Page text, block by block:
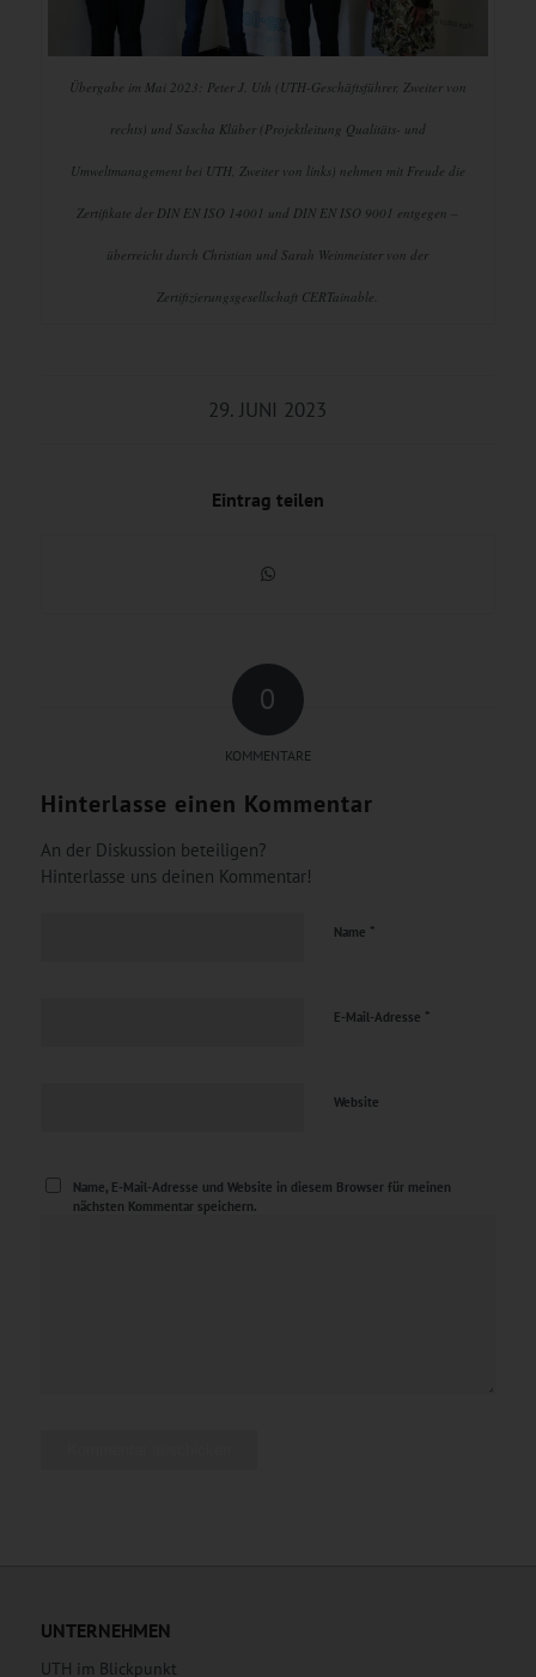
Übergabe im Mai 2023: Peter J. Uth (UTH-Geschäftsführer, Zweiter von
rechts) und Sascha Klüber (Projektleitung Qualitäts- und
Umweltmanagement bei UTH, Zweiter von links) nehmen mit Freude die
Zertifikate der DIN EN ISO 14001 und DIN EN ISO 9001 entgegen –
überreicht durch Christian und Sarah Weinmeister von der
Zertifizierungsgesellschaft CERTainable.
29. JUNI 2023
Eintrag teilen
0
KOMMENTARE
Hinterlasse einen Kommentar
An der Diskussion beteiligen?
Hinterlasse uns deinen Kommentar!
Name *
E-Mail-Adresse *
Website
Name, E-Mail-Adresse und Website in diesem Browser für meinen
nächsten Kommentar speichern.
UNTERNEHMEN
UTH im Blickpunkt